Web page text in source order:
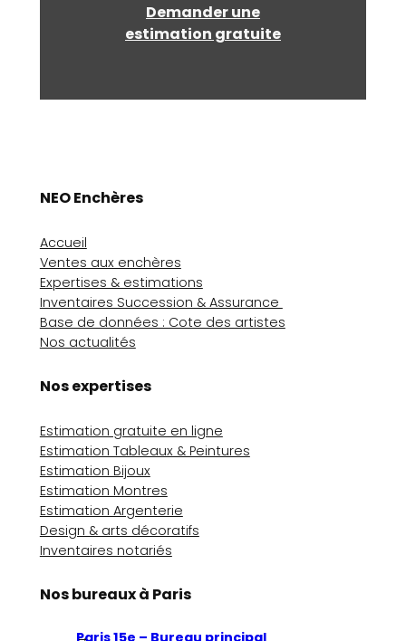
Demander une
estimation gratuite
NEO Enchères
Accueil
Ventes aux enchères
Expertises & estimations
Inventaires Succession & Assurance
Base de données : Cote des artistes
Nos actualités
Nos expertises
Estimation gratuite en ligne
Estimation Tableaux & Peintures
Estimation Bijoux
Estimation Montres
Estimation Argenterie
Design & arts décoratifs
Inventaires notariés
Nos bureaux à Paris